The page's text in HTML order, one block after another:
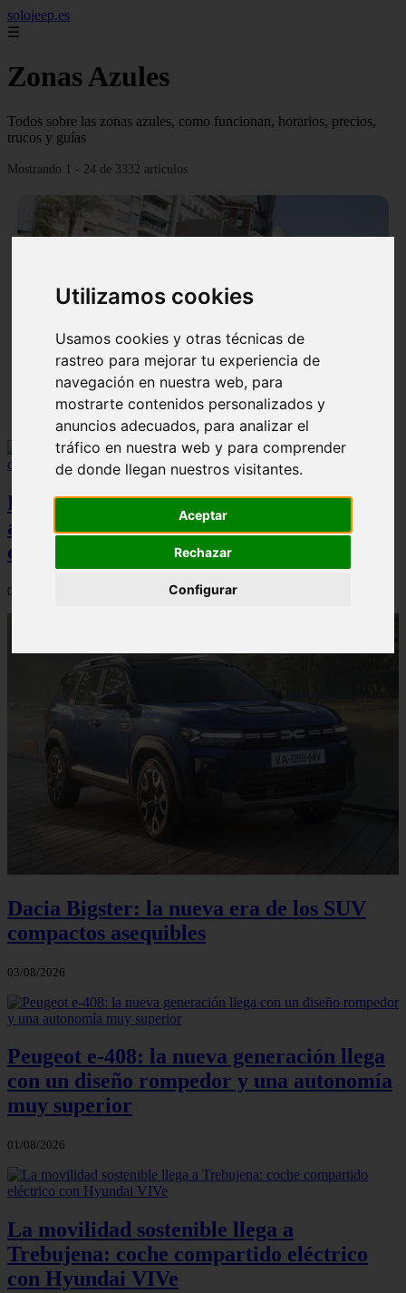
Utilizamos cookies
Usamos cookies y otras técnicas de
rastreo para mejorar tu experiencia de
navegación en nuestra web, para
mostrarte contenidos personalizados y
anuncios adecuados, para analizar el
tráfico en nuestra web y para comprender
de donde llegan nuestros visitantes.
Aceptar
Rechazar
Configurar
solojeep.es
☰
Zonas Azules
Todos sobre las zonas azules, como funcionan, horarios, precios,
trucos y guías
Mostrando 1 - 24 de 3332 artículos
▷ Zona Azul Córdoba 《 Horarios y Tarifas 2024 》
El Dacia Sandero presenta un índice de
accidentabilidad por debajo de la media
en España, según Carfax
04/08/2026
Dacia Bigster: la nueva era de los SUV
compactos asequibles
03/08/2026
Peugeot e-408: la nueva generación llega
con un diseño rompedor y una autonomía
muy superior
01/08/2026
La movilidad sostenible llega a
Trebujena: coche compartido eléctrico
con Hyundai VIVe